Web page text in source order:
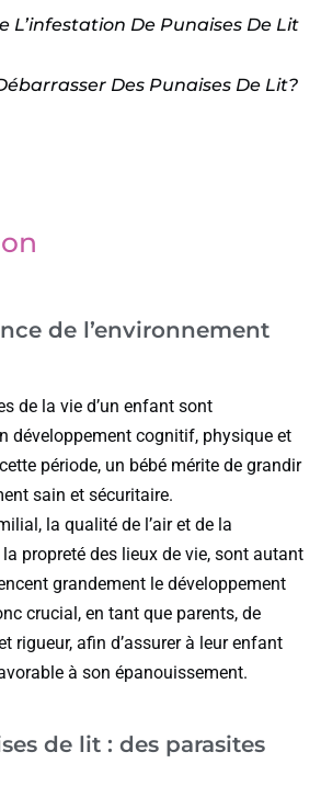
L’infestation De Punaises De Lit
Des Punaises De Lit?
de l’environnement
de la vie d’un enfant sont
développement cognitif, physique et
période, un bébé mérite de grandir
sain et sécuritaire.
la qualité de l’air et de la
propreté des lieux de vie, sont autant
grandement le développement
crucial, en tant que parents, de
rigueur, afin d’assurer à leur enfant
à son épanouissement.
de lit : des parasites